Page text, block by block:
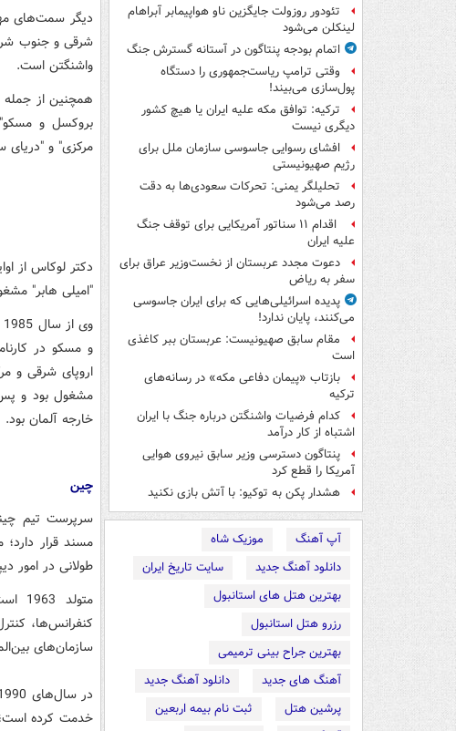
تئودور روزولت جایگزین ناو هواپیمابر آبراهام
لینکلن می‌شود
اتمام بودجه پنتاگون در آستانه گسترش جنگ
وقتی ترامپ ریاست‌جمهوری را دستگاه
پول‌سازی می‌بیند!
ترکیه: توافق مکه علیه ایران یا هیچ کشور
دیگری نیست
افشای رسوایی جاسوسی سازمان ملل برای
رژیم صهیونیستی
تحلیلگر یمنی: تحرکات سعودی‌ها به دقت
رصد می‌شود
اقدام ۱۱ سناتور آمریکایی برای توقف جنگ
علیه ایران
دعوت مجدد عربستان از نخست‌وزیر عراق برای
سفر به ریاض
پدیده اسرائیلی‌هایی که برای ایران جاسوسی
می‌کنند، پایان ندارد!
مقام سابق صهیونیست: عربستان ببر کاغذی
است
بازتاب «پیمان دفاعی مکه» در رسانه‌های
ترکیه
کدام فرضیات واشنگتن درباره جنگ با ایران
اشتباه از کار درآمد
پنتاگون دسترسی وزیر سابق نیروی هوایی
آمریکا را قطع کرد
هشدار پکن به توکیو: با آتش بازی نکنید
آپ آهنگ
موزیک شاه
دانلود آهنگ جدید
سایت تاریخ ایران
بهترین هتل های استانبول
رزرو هتل استانبول
بهترین جراح بینی ترمیمی
آهنگ های جدید
دانلود آهنگ جدید
پرشین هتل
ثبت نام بیمه اربعین
شرقی و جنوب
واشنگتن است.
همچنین از
بروکسل و
مرکزی" و "دریای
دکتر لوکاس از
"امیلی هابر"
و مسکو در
اروپای شرقی و
خارجه آلمان بود.
چین
سرپرست تیم
طولانی در امور
سازمان‌های